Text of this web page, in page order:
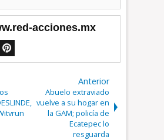
acciones.mx
Anterior
Abuelo extraviado
vuelve a su hogar en
la GAM; policía de
Ecatepec lo
resguarda